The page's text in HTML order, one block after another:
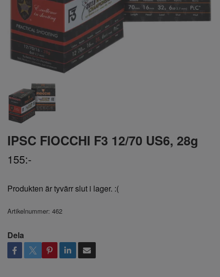
IPSC FIOCCHI F3 12/70 US6, 28g
155:-
Produkten är tyvärr slut i lager. :(
Artikelnummer: 462
Dela